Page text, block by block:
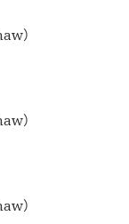
）
）
）